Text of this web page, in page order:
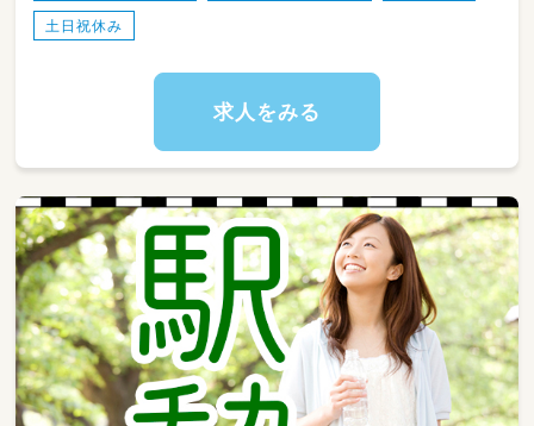
土日祝休み
求人をみる